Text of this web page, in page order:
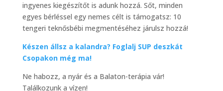
ingyenes kiegészítőt is adunk hozzá. Sőt, minden
egyes bérléssel egy nemes célt is támogatsz: 10
tengeri teknősbébi megmentéséhez járulsz hozzá!
Készen állsz a kalandra? Foglalj SUP deszkát
Csopakon még ma!
Ne habozz, a nyár és a Balaton-terápia vár!
Találkozunk a vízen!